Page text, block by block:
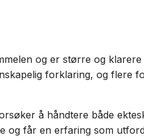
og er større og
forklaring, og flere
å håndtere både
og får en erfaring som